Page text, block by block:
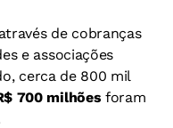
de cobranças
e associações
cerca de 800 mil
700 milhões foram